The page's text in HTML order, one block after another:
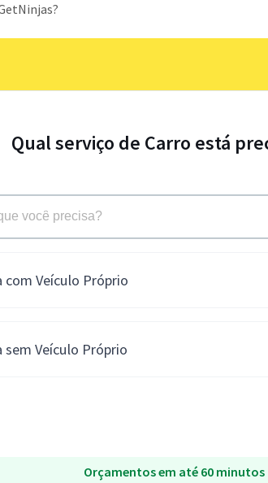
Qual serviço de Carro está
Veículo Próprio
Veículo Próprio
Orçamentos em até 60 minutos